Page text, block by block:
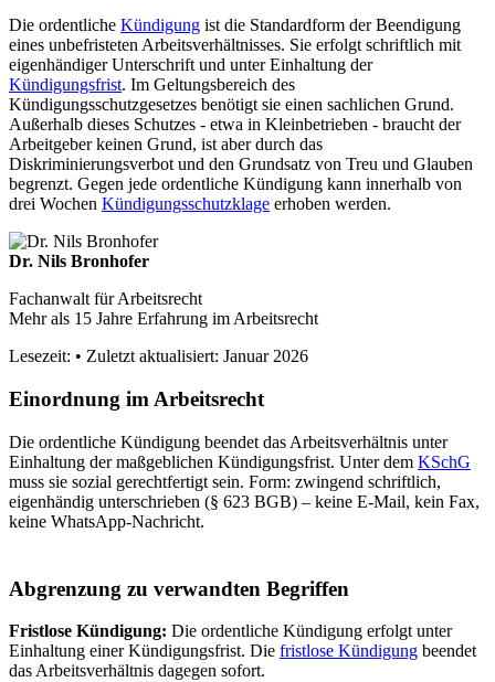
Die ordentliche Kündigung ist die Standardform der Beendigung
eines unbefristeten Arbeitsverhältnisses. Sie erfolgt schriftlich mit
eigenhändiger Unterschrift und unter Einhaltung der
Kündigungsfrist. Im Geltungsbereich des
Kündigungsschutzgesetzes benötigt sie einen sachlichen Grund.
Außerhalb dieses Schutzes - etwa in Kleinbetrieben - braucht der
Arbeitgeber keinen Grund, ist aber durch das
Diskriminierungsverbot und den Grundsatz von Treu und Glauben
begrenzt. Gegen jede ordentliche Kündigung kann innerhalb von
drei Wochen Kündigungsschutzklage erhoben werden.
Dr. Nils Bronhofer
Fachanwalt für Arbeitsrecht
Mehr als 15 Jahre Erfahrung im Arbeitsrecht
Lesezeit: • Zuletzt aktualisiert: Januar 2026
Einordnung im Arbeitsrecht
Die ordentliche Kündigung beendet das Arbeitsverhältnis unter
Einhaltung der maßgeblichen Kündigungsfrist. Unter dem KSchG
muss sie sozial gerechtfertigt sein. Form: zwingend schriftlich,
eigenhändig unterschrieben (§ 623 BGB) – keine E-Mail, kein Fax,
keine WhatsApp-Nachricht.
Abgrenzung zu verwandten Begriffen
Fristlose Kündigung: Die ordentliche Kündigung erfolgt unter
Einhaltung einer Kündigungsfrist. Die fristlose Kündigung beendet
das Arbeitsverhältnis dagegen sofort.